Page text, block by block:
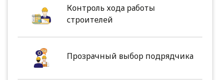
Контроль хода работы
строителей
Прозрачный выбор подрядчика